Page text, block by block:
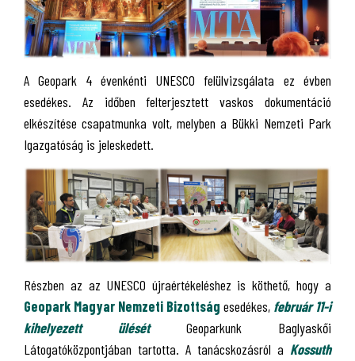
A Geopark 4 évenkénti UNESCO felülvizsgálata ez évben
esedékes. Az időben felterjesztett vaskos dokumentáció
elkészítése csapatmunka volt, melyben a Bükki Nemzeti Park
Igazgatóság is jeleskedett.
Részben az az UNESCO újraértékeléshez is köthető, hogy a
Geopark Magyar Nemzeti Bizottság esedékes, február 11-i
kihelyezett ülésétGeoparkunk Baglyaskői
Látogatóközpontjában tartotta. A tanácskozásról a Kossuth